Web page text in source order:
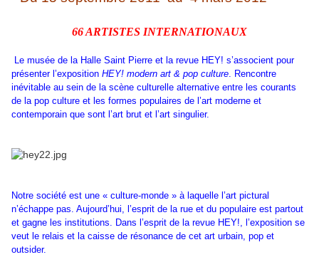
66 ARTISTES INTERNATIONAUX
Le musée de la Halle Saint Pierre et la revue HEY! s’associent pour
présenter l’exposition HEY! modern art & pop culture. Rencontre
inévitable au sein de la scène culturelle alternative entre les courants
de la pop culture et les formes populaires de l’art moderne et
contemporain que sont l’art brut et l’art singulier.
Notre société est une « culture-monde » à laquelle l’art pictural
n’échappe pas. Aujourd’hui, l’esprit de la rue et du populaire est partout
et gagne les institutions. Dans l’esprit de la revue HEY!, l’exposition se
veut le relais et la caisse de résonance de cet art urbain, pop et
outsider.